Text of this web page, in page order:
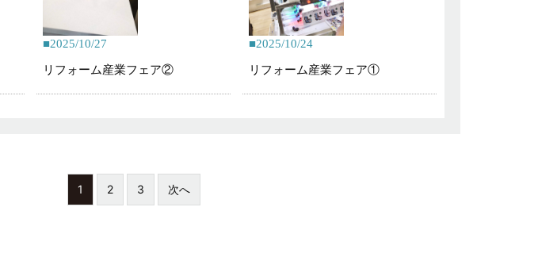
2025/10/27
リフォーム産業フェア②
2025/10/24
リフォーム産業フェア①
1 2 3 次へ